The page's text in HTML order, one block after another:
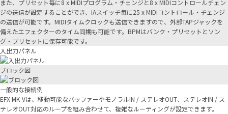
また、プリセット毎に8 x MIDIプログラム・チェンジと8 x MIDIコントロールチェン
ジの送信が設定することができ、IAスイッチ毎に25 x MIDIコントロール・チェンジ
の送信が可能です。MIDIタイムクロックも送信できますので、外部TAPジャックを
備えたエフェクターのタイム同期も可能です。BPMはバンク・プリセットとソン
グ・プリセットに保存可能です。
入出力パネル
ブロック図
一般的な接続例
EFX MK-Vは、移動可能なバッファーやモノラルIN / ステレオOUT、ステレオIN / ス
テレオOUT対応のループを組み合わせて、複雑なルーティングが設定できます。